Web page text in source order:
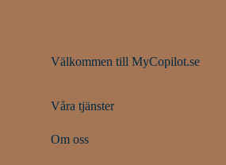
Välkommen till MyCopilot.se
Våra tjänster
Om oss